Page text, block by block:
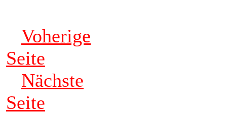
Voherige
Seite
Nächste
Seite